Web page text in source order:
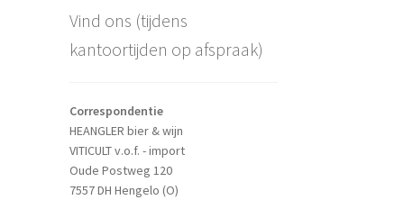
Vind ons (tijdens
kantoortijden op afspraak)
Correspondentie
HEANGLER bier & wijn
VITICULT v.o.f. - import
Oude Postweg 120
7557 DH Hengelo (O)